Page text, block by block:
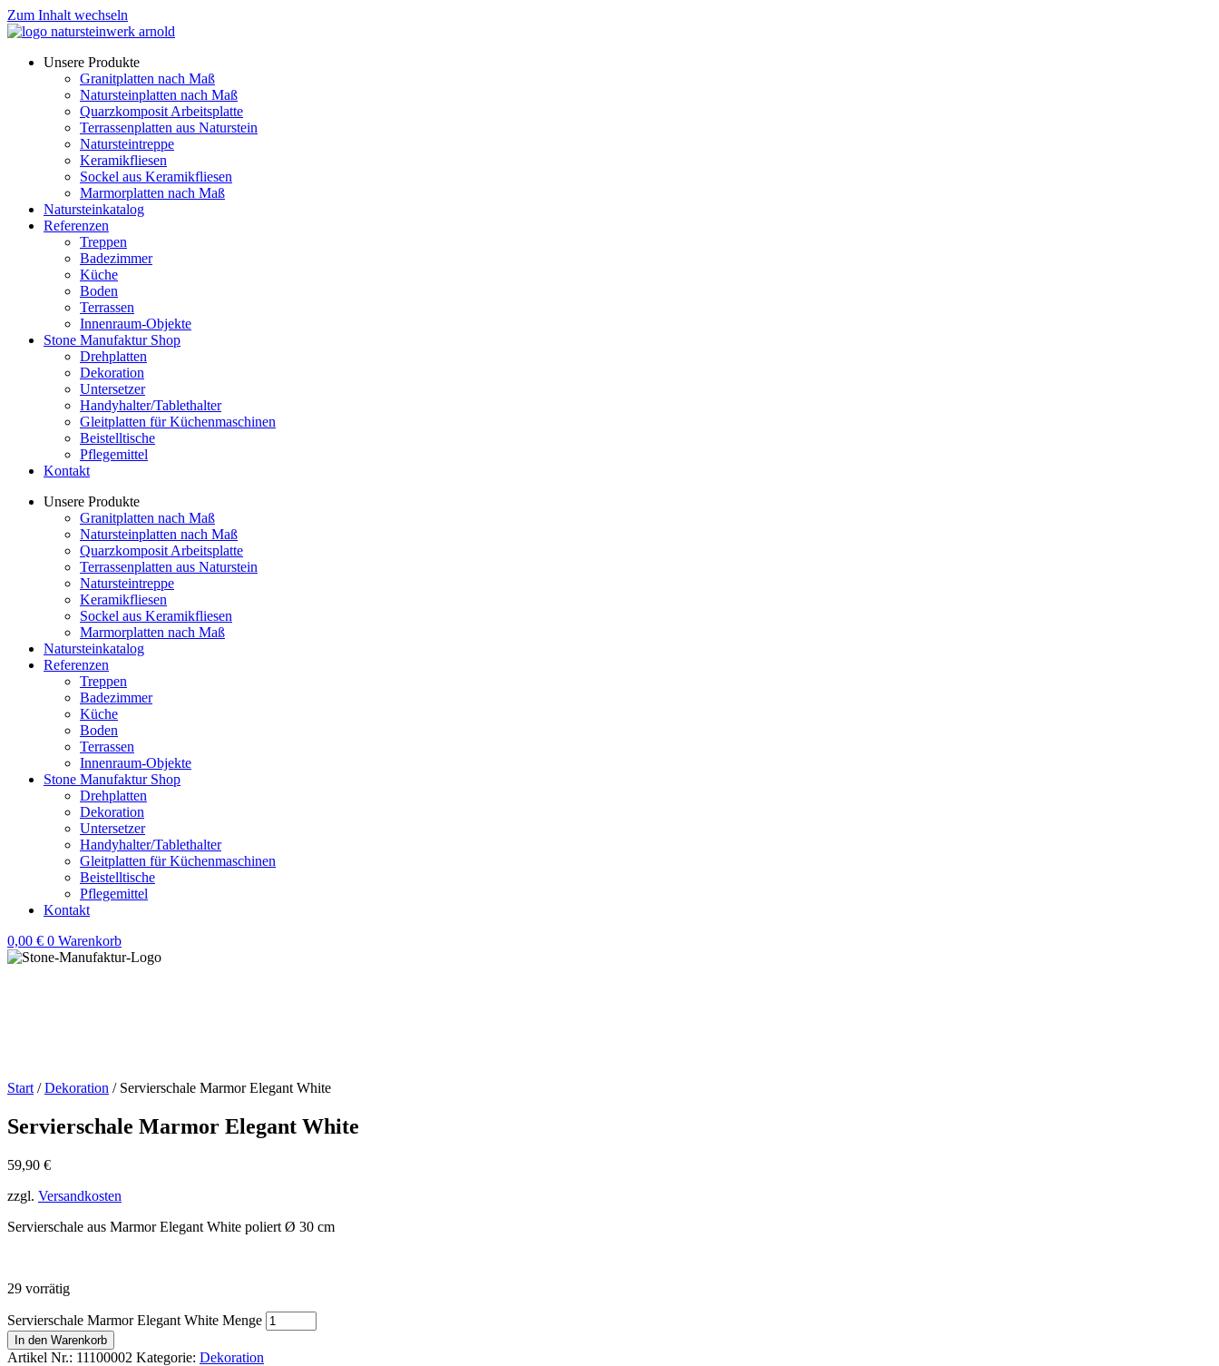
Zum Inhalt wechseln
Unsere Produkte
Granitplatten nach Maß
Natursteinplatten nach Maß
Quarzkomposit Arbeitsplatte
Terrassenplatten aus Naturstein
Natursteintreppe
Keramikfliesen
Sockel aus Keramikfliesen
Marmorplatten nach Maß
Natursteinkatalog
Referenzen
Treppen
Badezimmer
Küche
Boden
Terrassen
Innenraum-Objekte
Stone Manufaktur Shop
Drehplatten
Dekoration
Untersetzer
Handyhalter/Tablethalter
Gleitplatten für Küchenmaschinen
Beistelltische
Pflegemittel
Kontakt
Unsere Produkte
Granitplatten nach Maß
Natursteinplatten nach Maß
Quarzkomposit Arbeitsplatte
Terrassenplatten aus Naturstein
Natursteintreppe
Keramikfliesen
Sockel aus Keramikfliesen
Marmorplatten nach Maß
Natursteinkatalog
Referenzen
Treppen
Badezimmer
Küche
Boden
Terrassen
Innenraum-Objekte
Stone Manufaktur Shop
Drehplatten
Dekoration
Untersetzer
Handyhalter/Tablethalter
Gleitplatten für Küchenmaschinen
Beistelltische
Pflegemittel
Kontakt
0,00 € 0 Warenkorb
Start /Dekoration / Servierschale Marmor Elegant White
Servierschale Marmor Elegant White
59,90 €
zzgl. Versandkosten
Servierschale aus Marmor Elegant White poliert Ø 30 cm
29 vorrätig
Servierschale Marmor Elegant White Menge
In den Warenkorb
Artikel Nr.: 11100002 Kategorie: Dekoration